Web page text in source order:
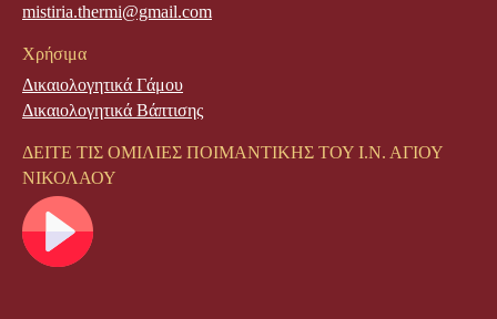
mistiria.thermi@gmail.com
Χρήσιμα
Δικαιολογητικά Γάμου
Δικαιολογητικά Βάπτισης
ΔΕΙΤΕ ΤΙΣ ΟΜΙΛΙΕΣ ΠΟΙΜΑΝΤΙΚΗΣ ΤΟΥ Ι.Ν. ΑΓΙΟΥ
ΝΙΚΟΛΑΟΥ